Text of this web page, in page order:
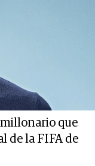
que
de la FIFA de